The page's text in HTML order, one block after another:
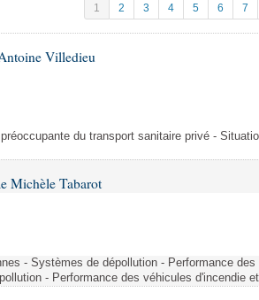
1 2 3 4 5 6 7
Villedieu
du transport sanitaire privé -
Michèle Tabarot
- Systèmes de dépollution - Performance
- Performance des véhicules d'incendie